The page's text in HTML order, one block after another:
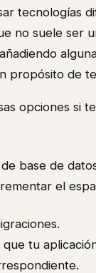
tecnologías
no suele ser
propósito de
opciones si
base de
el
tu